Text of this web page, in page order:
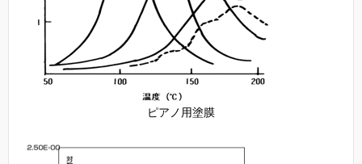
ピアノ用塗膜